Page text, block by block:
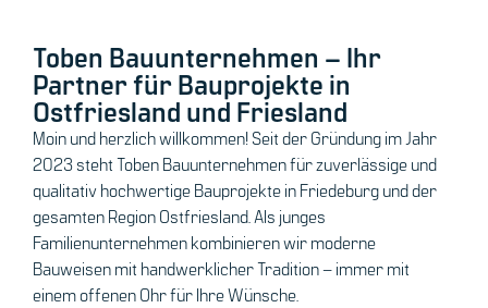
Toben Bauunternehmen – Ihr
Partner für Bauprojekte in
Ostfriesland und Friesland
Moin und herzlich willkommen! Seit der Gründung im Jahr
2023 steht Toben Bauunternehmen für zuverlässige und
qualitativ hochwertige Bauprojekte in Friedeburg und der
gesamten Region Ostfriesland. Als junges
Familienunternehmen kombinieren wir moderne
Bauweisen mit handwerklicher Tradition – immer mit
einem offenen Ohr für Ihre Wünsche.